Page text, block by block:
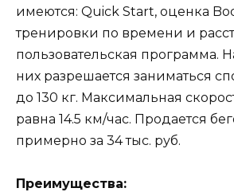
имеются: Quick Start, оценка
тренировки по времени и
пользовательская программа.
них разрешается заниматься
до 130 кг. Максимальная
равна 14.5 км/час. Продается
примерно за 34 тыс. руб.
Преимущества: